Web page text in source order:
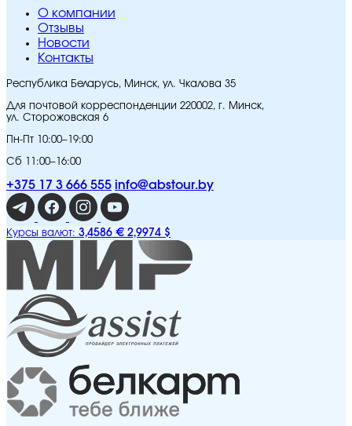
O компании
Отзывы
Новости
Контакты
Республика Беларусь, Минск, ул. Чкалова 35
Для почтовой корреспонденции 220002, г. Минск,
ул. Сторожовская 6
Пн-Пт 10:00–19:00
Сб 11:00–16:00
+375 17 3 666 555 info@abstour.by
Курсы валют: 3,4586 € 2,9974 $